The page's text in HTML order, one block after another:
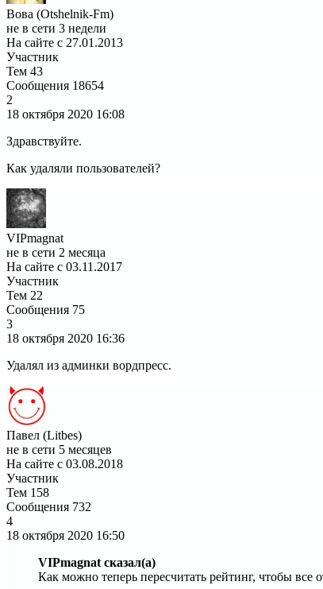
Вова (Otshelnik-Fm)
не в сети 3 недели
На сайте с 27.01.2013
Участник
Тем 43
Сообщения 18654
2
18 октября 2020 16:08
Здравствуйте.
Как удаляли пользователей?
VIPmagnat
не в сети 2 месяца
На сайте с 03.11.2017
Участник
Тем 22
Сообщения 75
3
18 октября 2020 16:36
Удалял из админки вордпресс.
Павел (Litbes)
не в сети 5 месяцев
На сайте с 03.08.2018
Участник
Тем 158
Сообщения 732
4
18 октября 2020 16:50
VIPmagnat сказал(а)
Как можно теперь пересчитать рейтинг, чтобы все